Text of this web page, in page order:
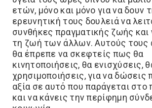
ετών, μόνο και μόνο για να δουν
ερευνητική τους δουλειά να
συνθήκες πραγματικής ζωής και
τη ζωή των άλλων. Αυτούς τους
θα έπρεπε να σκεφτείς πως θα
κινητοποιήσεις, θα ενισχύσεις,
χρησιμοποιήσεις, για να δώσεις
αξία σε αυτό που παράγεται στο
και να κάνεις την περίφημη